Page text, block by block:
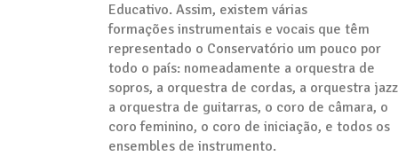
Educativo. Assim, existem várias
formações instrumentais e vocais que têm
representado o Conservatório um pouco por
todo o país: nomeadamente a orquestra de
sopros, a orquestra de cordas, a orquestra
a orquestra de guitarras, o coro de câmara, o
coro feminino, o coro de iniciação, e todos os
ensembles de instrumento.